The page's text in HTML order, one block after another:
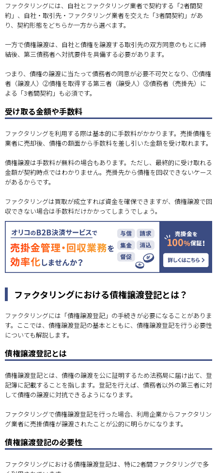
ファクタリングには、自社とファクタリング業者で契約する「2者間契
約」、自社・取引先・ファクタリング業者を交えた「3者間契約」があ
り、契約形態をどちらか一方から選べます。
一方で債権譲渡は、自社と債権を譲渡する取引先の双方同意のもとに締
結後、第三債務者へ対抗要件を具備する必要があります。
つまり、債権の譲渡に当たって債務者の同意が必要不可欠となり、①債権
者（譲渡人）②債権を取得する第三者（譲受人）③債務者（売掛先）に
よる「3者間契約」も必須です。
受け取る金額や手数料
ファクタリングを利用する際は基本的に手数料がかかります。売掛債権を
業者に売却後、債権の額面から手数料を差し引いた金額を受け取れます。
債権譲渡は手数料が無料の場合もあります。ただし、最終的に受け取れる
金額が契約時点ではわかりません。売掛先から債権を回収できないケース
があるからです。
ファクタリングは買取が成立すれば資金を確保できますが、債権譲渡で回
収できない場合は手数料だけかかってしまうでしょう。
ファクタリングにおける債権譲渡登記とは？
ファクタリングには「債権譲渡登記」の手続きが必要になることがありま
す。ここでは、債権譲渡登記の基本とともに、債権譲渡登記を行う必要性
についても解説します。
債権譲渡登記とは
債権譲渡登記とは、債権の譲渡を公に証明するため法務局に届け出て、登
記簿に記載することを指します。登記を行えば、債務者以外の第三者に対
して債権の譲渡に対抗できるようになります。
ファクタリングで債権譲渡登記を行った場合、利用企業からファクタリン
グ業者に売掛債権が譲渡されたことが公的に明らかになります。
債権譲渡登記の必要性
ファクタリングにおける債権譲渡登記は、特に2者間ファクタリングで多